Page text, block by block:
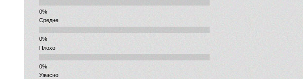
Средне
Плохо
Ужасно